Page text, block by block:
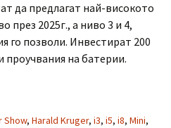
да предлагат най-високото
през 2025г., а ниво 3 и 4,
го позволи. Инвестират 200
проучвания на батерии.
Show, Harald Kruger, i3, i5, i8, Mini,